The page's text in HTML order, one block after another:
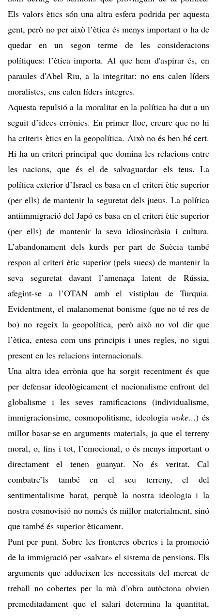
Els valors ètics són una altra esfera podrida per aquesta
gent, però no per això l’ètica és menys important o ha de
quedar en un segon terme de les consideracions
polítiques: l’ètica importa. Al que hem d'aspirar és, en
paraules d'Abel Riu, a la integritat: no ens calen líders
moralistes, ens calen líders íntegres.
Aquesta repulsió a la moralitat en la política ha dut a un
seguit d’idees errònies. En primer lloc, creure que no hi
ha criteris ètics en la geopolítica. Això no és ben bé cert.
Hi ha un criteri principal que domina les relacions entre
les nacions, que és el de salvaguardar els teus. La
política exterior d’Israel es basa en el criteri ètic superior
(per ells) de mantenir la seguretat dels jueus. La política
antiimmigració del Japó es basa en el criteri ètic superior
(per ells) de mantenir la seva idiosincràsia i cultura.
L’abandonament dels kurds per part de Suècia també
respon al criteri ètic superior (pels suecs) de mantenir la
seva seguretat davant l’amenaça latent de Rússia,
afegint-se a l’OTAN amb el vistiplau de Turquia.
Evidentment, el malanomenat bonisme (que no té res de
bo) no regeix la geopolítica, però això no vol dir que
l’ètica, entesa com uns principis i unes regles, no sigui
present en les relacions internacionals.
Una altra idea errònia que ha sorgit recentment és que
per defensar ideològicament el nacionalisme enfront del
globalisme i les seves ramificacions (individualisme,
immigracionsime, cosmopolitisme, ideologiawoke...) és
millor basar-se en arguments materials, ja que el terreny
moral, o, fins i tot, l’emocional, o és menys important o
directament el tenen guanyat. No és veritat. Cal
combatre’ls també en el seu terreny, el del
sentimentalisme barat, perquè la nostra ideologia i la
nostra cosmovisió no només és millor materialment, sinó
que també és superior èticament.
Punt per punt. Sobre les fronteres obertes i la promoció
de la immigració per «salvar» el sistema de pensions. Els
arguments que addueixen les necessitats del mercat de
treball no cobertes per la mà d’obra autòctona obvien
premeditadament que el salari determina la quantitat,